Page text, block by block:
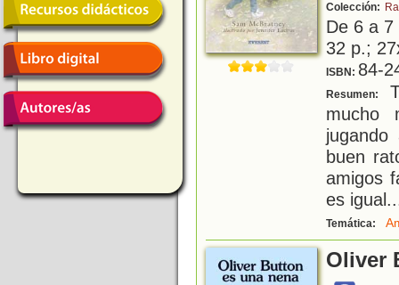
Colección:
De 6 a
32 p.;
ISBN: 84-
Resumen:
mucho
buen
amigos
es
Temática:
Oliver